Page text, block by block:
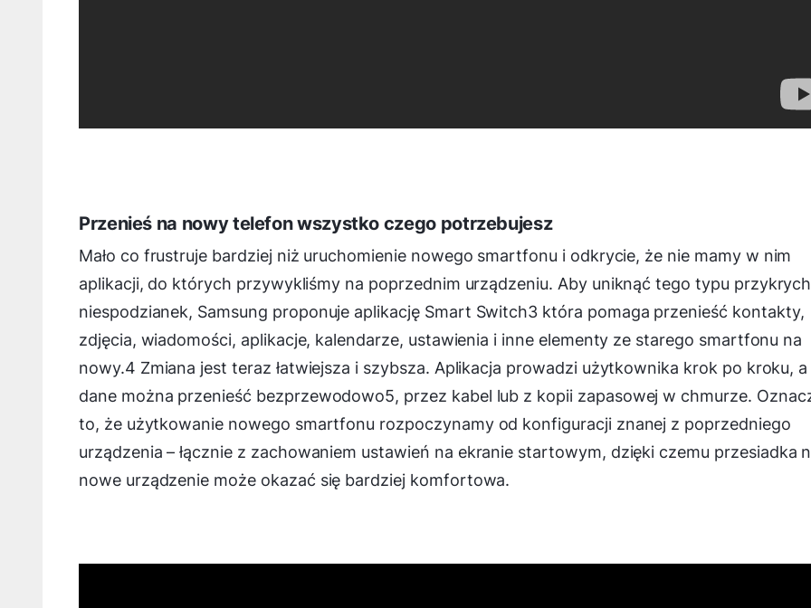
Przenieś na nowy telefon wszystko czego potrzebujesz
Mało co frustruje bardziej niż uruchomienie nowego smartfonu i odkrycie, że nie mamy w nim
aplikacji, do których przywykliśmy na poprzednim urządzeniu. Aby uniknąć tego typu przykrych
niespodzianek, Samsung proponuje aplikację Smart Switch3 która pomaga przenieść kontakty,
zdjęcia, wiadomości, aplikacje, kalendarze, ustawienia i inne elementy ze starego smartfonu na
nowy.4 Zmiana jest teraz łatwiejsza i szybsza. Aplikacja prowadzi użytkownika krok po kroku, a
dane można przenieść bezprzewodowo5, przez kabel lub z kopii zapasowej w chmurze.
to, że użytkowanie nowego smartfonu rozpoczynamy od konfiguracji znanej z poprzedniego
urządzenia – łącznie z zachowaniem ustawień na ekranie startowym, dzięki czemu przesiadka
nowe urządzenie może okazać się bardziej komfortowa.